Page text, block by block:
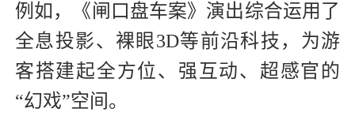
例如，《闸口盘车案》演出综合运用了
全息投影、裸眼3D等前沿科技，为游
客搭建起全方位、强互动、超感官的
“幻戏”空间。